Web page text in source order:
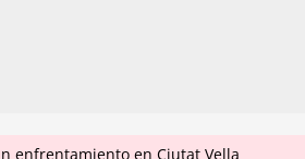
enfrentamiento en Ciutat Vella